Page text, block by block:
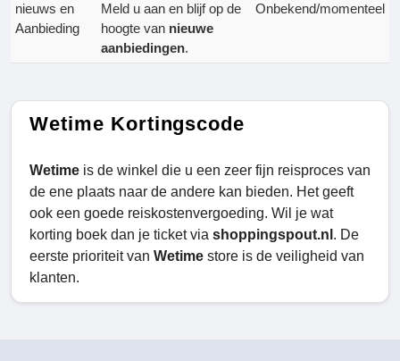
nieuws en
Aanbieding
Meld u aan en blijf op de
hoogte van nieuwe
aanbiedingen.
Onbekend/momenteel
Wetime Kortingscode
Wetime is de winkel die u een zeer fijn reisproces van
de ene plaats naar de andere kan bieden. Het geeft
ook een goede reiskostenvergoeding. Wil je wat
korting boek dan je ticket via shoppingspout.nl . De
eerste prioriteit van Wetime store is de veiligheid van
klanten.